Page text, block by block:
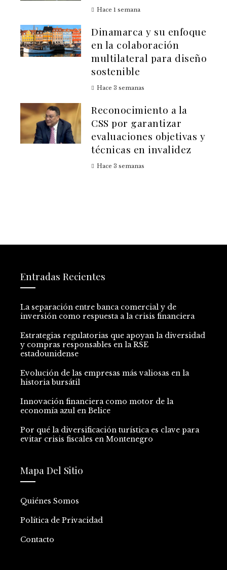
Hace 1 semana
Dinamarca y su enfoque
en la colaboración
multilateral para diseño
sostenible
Hace 3 semanas
Reconocimiento a la
CSS por garantizar
evaluaciones objetivas y
técnicas en invalidez
Hace 3 semanas
Entradas Recientes
La separación entre banca comercial y de
inversión como respuesta a la crisis financiera
Estrategias regulatorias que apoyan la diversidad
y compras responsables en la RSE
estadounidense
Evolución de las empresas más valiosas en la
historia bursátil
Innovación financiera como motor de la
economía azul en Belice
Por qué la diversificación turística es clave para
evitar crisis fiscales en Montenegro
Mapa Del Sitio
Quiénes Somos
Política de Privacidad
Contacto